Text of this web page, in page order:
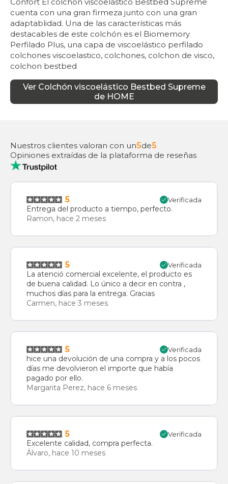
cuenta con una gran firmeza junto con una gran
adaptablidad. Una de las características más
destacables de este colchón es el Biomemory
Perfilado Plus, una capa de viscoelástico perfilado
colchones viscoelastico, colchones, colchon de visco,
colchon bestbed
Ver Colchón viscoelástico Bestbed Supreme
de HOME
Nuestros clientes valoran con un5de5
Opiniones extraídas de la plataforma de reseñas
5 Verificada
Entrega del producto a tiempo, perfecto.
Ramon, hace 2 meses
5 Verificada
La atenció comercial excelente, el producto es
de buena calidad. Lo único a decir en contra ,
muchos días para la entrega. Gracias
Carmen, hace 3 meses
5 Verificada
hice una devolución de una compra y a los pocos
días me devolvieron el importe que había
pagado por ello.
Margarita Perez, hace 6 meses
5 Verificada
Excelente calidad, compra perfecta.
Álvaro, hace 10 meses